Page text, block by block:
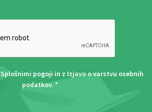
Splošnimi pogoji in z Izjavo o varstvu osebnih
podatkov. *